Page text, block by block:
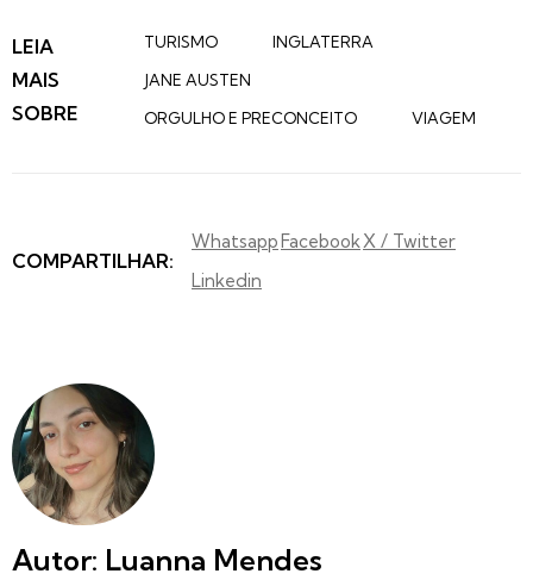
LEIA
MAIS
SOBRE
TURISMO
INGLATERRA
JANE AUSTEN
ORGULHO E PRECONCEITO
VIAGEM
COMPARTILHAR:
Whatsapp FacebookX / Twitter
Linkedin
Autor: Luanna Mendes